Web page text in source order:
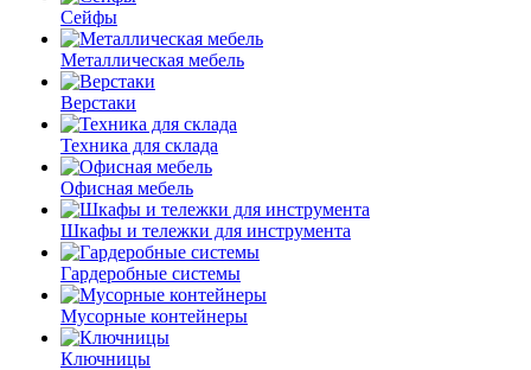
Сейфы
Металлическая мебель
Верстаки
Техника для склада
Офисная мебель
Шкафы и тележки для инструмента
Гардеробные системы
Мусорные контейнеры
Ключницы